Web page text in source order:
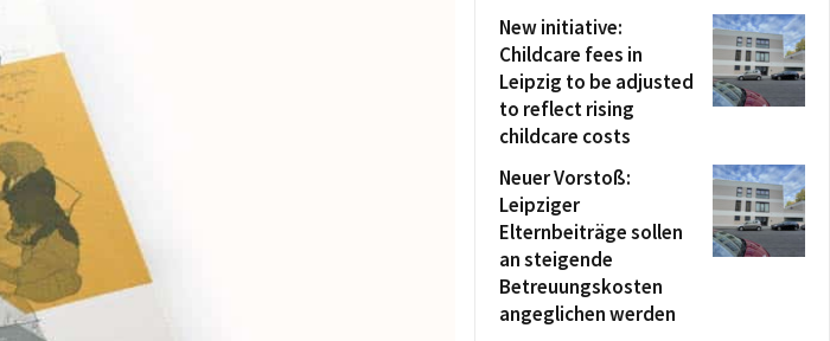
New initiative:
Childcare fees in
Leipzig to be adjusted
to reflect rising
childcare costs
Neuer Vorstoß:
Leipziger
Elternbeiträge sollen
an steigende
Betreuungskosten
angeglichen werden